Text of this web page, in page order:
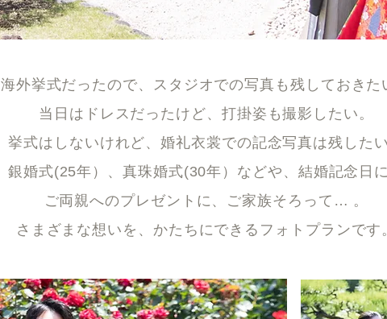
海外挙式だったので、スタジオでの写真も残しておきた
当日はドレスだったけど、打掛姿も撮影したい。
挙式はしないけれど、婚礼衣裳での記念写真は残した
銀婚式(25年）、真珠婚式(30年）などや、結婚記念日
ご両親へのプレゼントに、ご家族そろって… 。
さまざまな想いを、かたちにできるフォトプランです